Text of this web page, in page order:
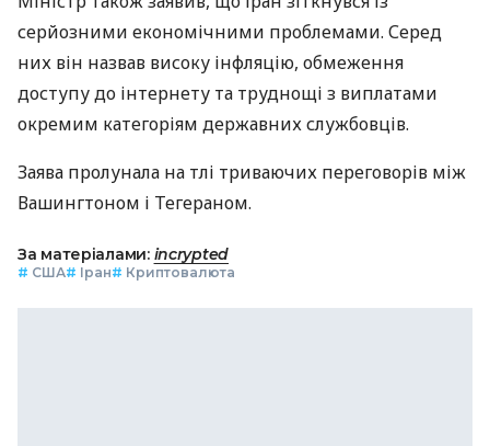
серйозними економічними проблемами. Серед
них він назвав високу інфляцію, обмеження
доступу до інтернету та труднощі з виплатами
окремим категоріям державних службовців.
Заява пролунала на тлі триваючих переговорів між
Вашингтоном і Тегераном.
За матеріалами: incrypted
# США# Іран# Криптовалюта